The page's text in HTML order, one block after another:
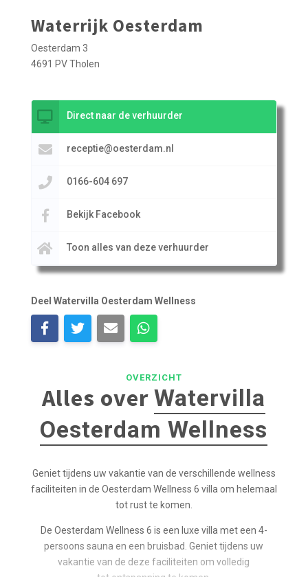
Waterrijk Oesterdam
Oesterdam 3
4691 PV Tholen
Direct naar de verhuurder
receptie@oesterdam.nl
0166-604 697
Bekijk Facebook
Toon alles van deze verhuurder
Deel Watervilla Oesterdam Wellness
OVERZICHT
Alles overWatervilla
Oesterdam Wellness
Geniet tijdens uw vakantie van de verschillende wellness
faciliteiten in de Oesterdam Wellness 6 villa om helemaal
tot rust te komen.
De Oesterdam Wellness 6 is een luxe villa met een 4-
persoons sauna en een bruisbad. Geniet tijdens uw
vakantie van de deze faciliteiten om volledig